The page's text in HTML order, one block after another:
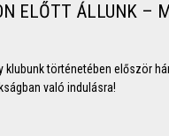
ELŐTT ÁLLUNK –
klubunk történetében először
való indulásra!